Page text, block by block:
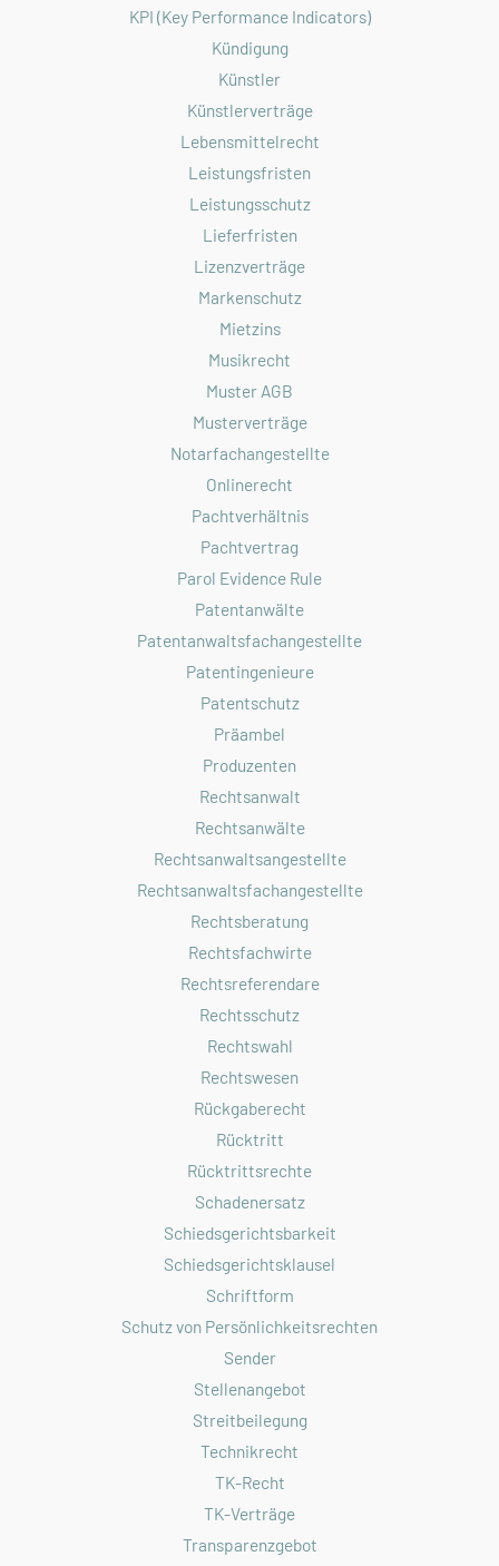
KPI (Key Performance Indicators)
Kündigung
Künstler
Künstlerverträge
Lebensmittelrecht
Leistungsfristen
Leistungsschutz
Lieferfristen
Lizenzverträge
Markenschutz
Mietzins
Musikrecht
Muster AGB
Musterverträge
Notarfachangestellte
Onlinerecht
Pachtverhältnis
Pachtvertrag
Parol Evidence Rule
Patentanwälte
Patentanwaltsfachangestellte
Patentingenieure
Patentschutz
Präambel
Produzenten
Rechtsanwalt
Rechtsanwälte
Rechtsanwaltsangestellte
Rechtsanwaltsfachangestellte
Rechtsberatung
Rechtsfachwirte
Rechtsreferendare
Rechtsschutz
Rechtswahl
Rechtswesen
Rückgaberecht
Rücktritt
Rücktrittsrechte
Schadenersatz
Schiedsgerichtsbarkeit
Schiedsgerichtsklausel
Schriftform
Schutz von Persönlichkeitsrechten
Sender
Stellenangebot
Streitbeilegung
Technikrecht
TK-Recht
TK-Verträge
Transparenzgebot